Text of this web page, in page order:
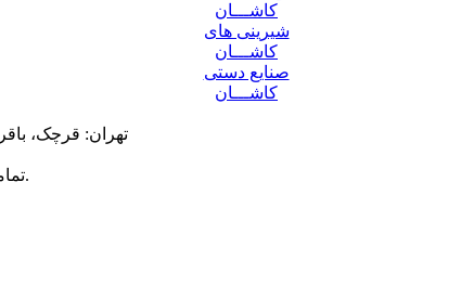
کاشـــان
شیرینی های
کاشـــان
صنایع دستی
کاشـــان
تهران: قرچک،
©محفوظ است.